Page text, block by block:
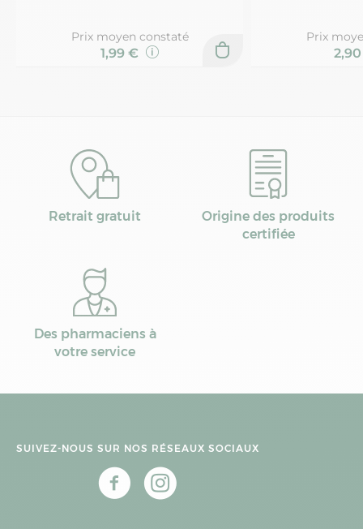
Prix moyen constaté
1,99 €
Prix
Retrait gratuit
Origine des produits
certifiée
Des pharmaciens à
votre service
SUIVEZ-NOUS SUR NOS RÉSEAUX SOCIAUX